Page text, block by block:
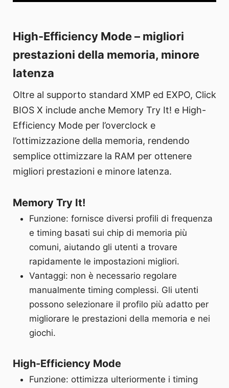
High-Efficiency Mode – migliori
prestazioni della memoria, minore
latenza
Oltre al supporto standard XMP ed EXPO, Click
BIOS X include anche Memory Try It! e High-
Efficiency Mode per l’overclock e
l’ottimizzazione della memoria, rendendo
semplice ottimizzare la RAM per ottenere
migliori prestazioni e minore latenza.
Memory Try It!
Funzione: fornisce diversi profili di frequenza
e timing basati sui chip di memoria più
comuni, aiutando gli utenti a trovare
rapidamente le impostazioni migliori.
Vantaggi: non è necessario regolare
manualmente timing complessi. Gli utenti
possono selezionare il profilo più adatto per
migliorare le prestazioni della memoria e nei
giochi.
High-Efficiency Mode
Funzione: ottimizza ulteriormente i timing